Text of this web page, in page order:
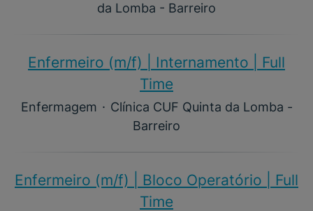
da Lomba - Barreiro
Enfermeiro (m/f) | Internamento | Full
Time
Enfermagem · Clínica CUF Quinta da Lomba -
Barreiro
Enfermeiro (m/f) | Bloco Operatório | Full
Time